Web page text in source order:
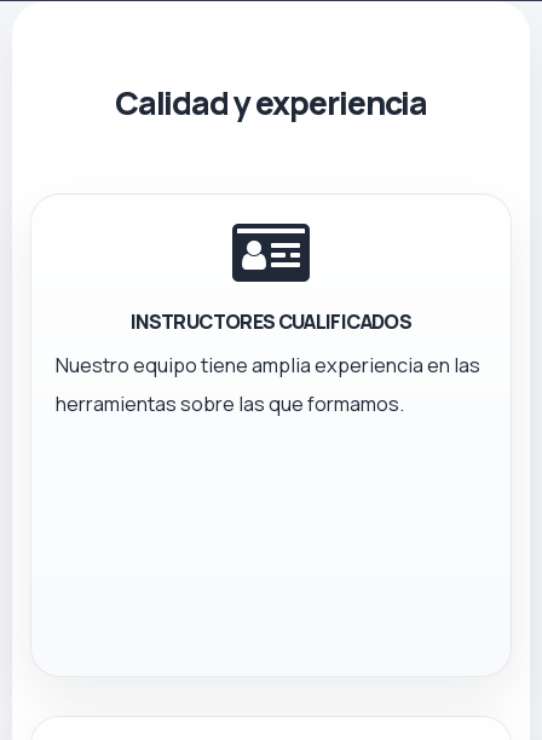
Calidad y experiencia
INSTRUCTORES CUALIFICADOS
Nuestro equipo tiene amplia experiencia en las
herramientas sobre las que formamos.